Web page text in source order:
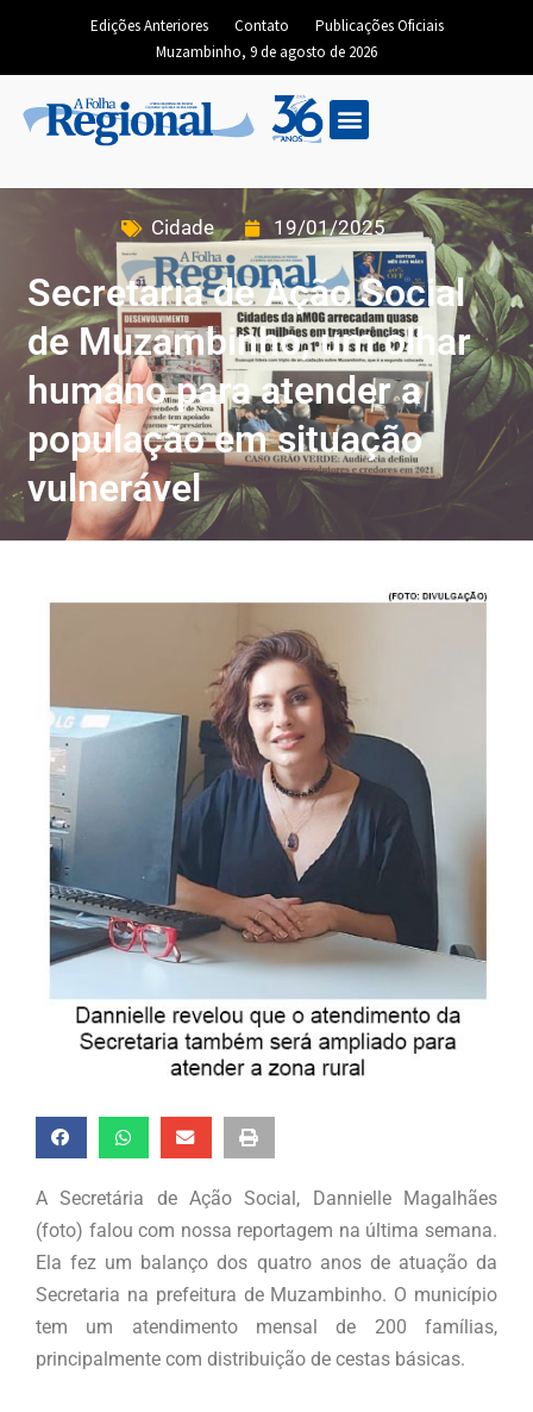
Edições Anteriores Contato
Publicações Oficiais
Muzambinho, 9 de agosto de 2026
Cidade 19/01/2025
Secretaria de Ação Social
de Muzambinho, um olhar
humano para atender a
população em situação
vulnerável
A Secretária de Ação Social, Dannielle Magalhães
(foto) falou com nossa reportagem na última semana.
Ela fez um balanço dos quatro anos de atuação da
Secretaria na prefeitura de Muzambinho. O município
tem um atendimento mensal de 200 famílias,
principalmente com distribuição de cestas básicas.